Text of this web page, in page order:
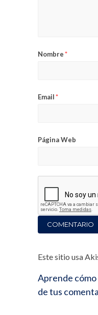
Nombre*
Email*
Página Web
Este sitio usa
Aprende cómo
de tus